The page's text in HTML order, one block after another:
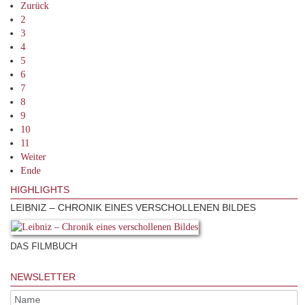
Zurück
2
3
4
5
6
7
8
9
10
11
Weiter
Ende
HIGHLIGHTS
LEIBNIZ – CHRONIK EINES VERSCHOLLENEN BILDES
DAS FILMBUCH
NEWSLETTER